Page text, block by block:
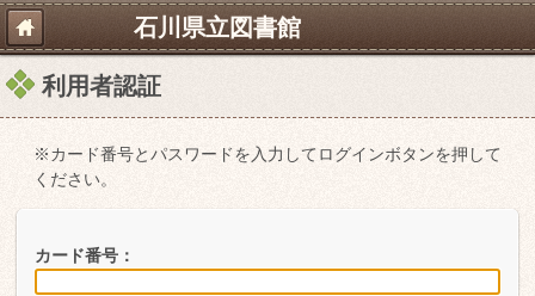
石川県立図書館
利用者認証
※カード番号とパスワードを入力してログインボタンを押して
ください。
カード番号：